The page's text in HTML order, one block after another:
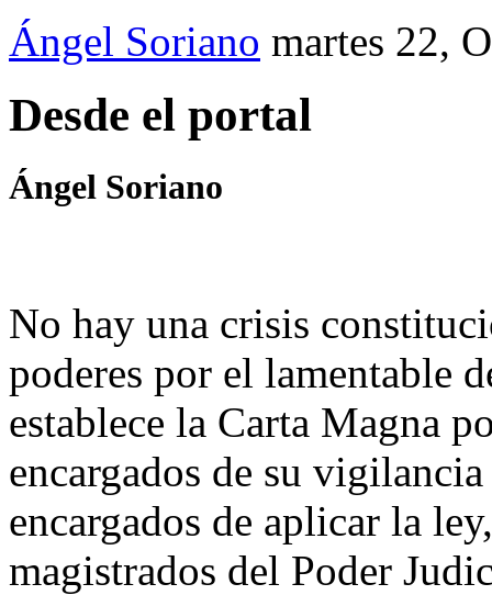
Ángel Soriano martes 22,
Desde el portal
Ángel Soriano
No hay una crisis
poderes por el lamentable
establece la Carta Magna
encargados de su
encargados de aplicar la
magistrados del Poder